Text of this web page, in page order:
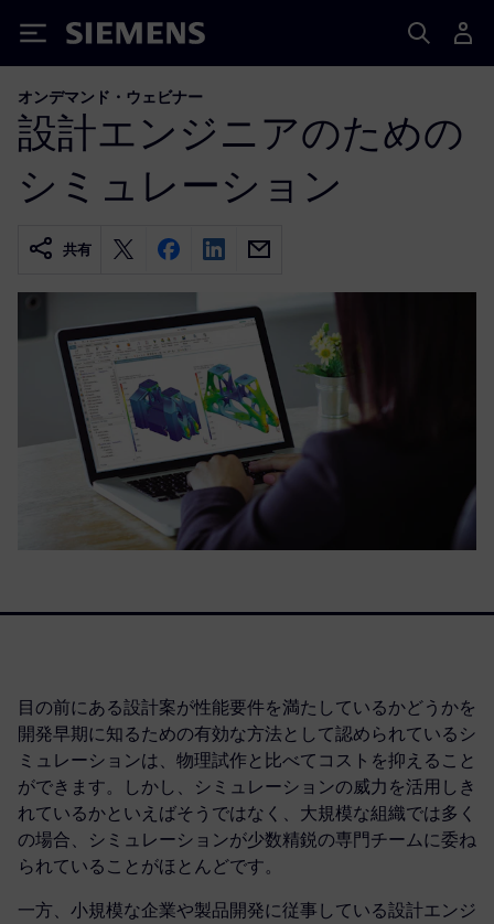
Siemens
オンデマンド・ウェビナー
設計エンジニアのための
シミュレーション
共有
目の前にある設計案が性能要件を満たしているかどうかを
開発早期に知るための有効な方法として認められているシ
ミュレーションは、物理試作と比べてコストを抑えること
ができます。しかし、シミュレーションの威力を活用しき
れているかといえばそうではなく、大規模な組織では多く
の場合、シミュレーションが少数精鋭の専門チームに委ね
られていることがほとんどです。
一方、小規模な企業や製品開発に従事している設計エンジ